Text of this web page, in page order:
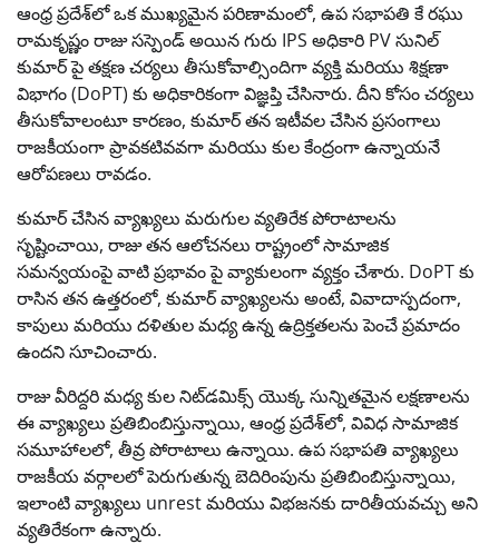
ఆంధ్ర ప్రదేశ్‌లో ఒక ముఖ్యమైన పరిణామంలో, ఉప సభాపతి కే రఘు
రామకృష్ణం రాజు సస్పెండ్ అయిన గురు IPS అధికారి PV సునిల్
కుమార్ పై తక్షణ చర్యలు తీసుకోవాల్సిందిగా వ్యక్తి మరియు శిక్షణా
విభాగం (DoPT) కు అధికారికంగా విజ్ఞప్తి చేసినారు. దీని కోసం చర్యలు
తీసుకోవాలంటూ కారణం, కుమార్ తన ఇటీవల చేసిన ప్రసంగాలు
రాజకీయంగా ప్రావకటివవగా మరియు కుల కేంద్రంగా ఉన్నాయనే
ఆరోపణలు రావడం.
కుమార్ చేసిన వ్యాఖ్యలు మరుగుల వ్యతిరేక పోరాటాలను
సృష్టించాయి, రాజు తన ఆలోచనలు రాష్ట్రంలో సామాజిక
సమన్వయంపై వాటి ప్రభావం పై వ్యాకులంగా వ్యక్తం చేశారు. DoPT కు
రాసిన తన ఉత్తరంలో, కుమార్ వ్యాఖ్యలను అంటే, వివాదాస్పదంగా,
కాపులు మరియు దళితుల మధ్య ఉన్న ఉద్రిక్తతలను పెంచే ప్రమాదం
ఉందని సూచించారు.
రాజు వీరిద్దరి మధ్య కుల నిట్‌డమిక్స్ యొక్క సున్నితమైన లక్షణాలను
ఈ వ్యాఖ్యలు ప్రతిబింబిస్తున్నాయి, ఆంధ్ర ప్రదేశ్‌లో, వివిధ సామాజిక
సమూహాలలో, తీవ్ర పోరాటాలు ఉన్నాయి. ఉప సభాపతి వ్యాఖ్యలు
రాజకీయ వర్గాలలో పెరుగుతున్న బెదిరింపును ప్రతిబింబిస్తున్నాయి,
ఇలాంటి వ్యాఖ్యలు unrest మరియు విభజనకు దారితీయవచ్చు అని
వ్యతిరేకంగా ఉన్నారు.